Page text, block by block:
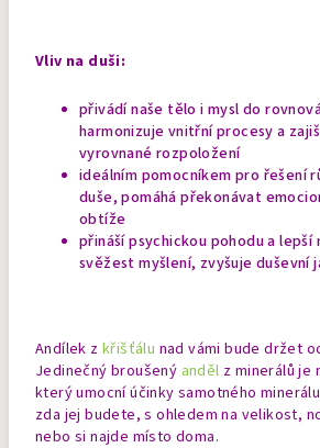
Vliv na duši:
přivádí naše tělo i mysl do
harmonizuje vnitřní procesy a
vyrovnané rozpoložení
ideálním pomocníkem pro řešení
duše, pomáhá překonávat
obtíže
přináší psychickou pohodu a lepší
svěžest myšlení, zvyšuje duševní
Andílek z křišťálu nad vámi bude držet
Jedinečný broušený anděl z minerálů je
který umocní účinky samotného
zda jej budete, s ohledem na velikost,
nebo si najde místo doma.